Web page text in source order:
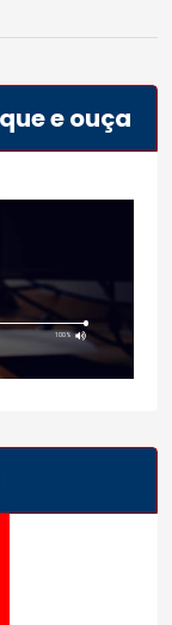
e ouça